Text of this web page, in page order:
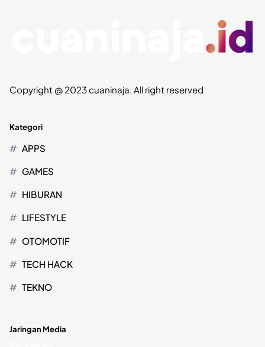
Copyright @ 2023 cuaninaja. All right reserved
Kategori
APPS
GAMES
HIBURAN
LIFESTYLE
OTOMOTIF
TECH HACK
TEKNO
Jaringan Media